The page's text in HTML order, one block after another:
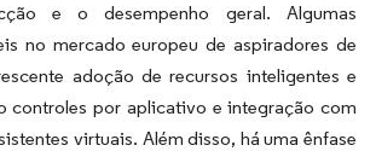
e o desempenho geral. Algumas
no mercado europeu de aspiradores de
adoção de recursos inteligentes e
controles por aplicativo e integração com
virtuais. Além disso, há uma ênfase